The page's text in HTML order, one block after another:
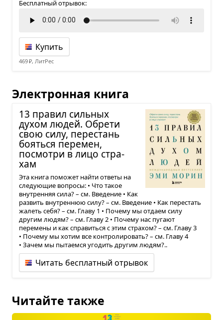
Бесплатный отрывок:
Купить
469 ₽, ЛитРес
Электронная книга
13 пра­вил силь­ных
духом людей. Обрети
свою силу, пере­стань
бояться пере­мен,
посмотри в лицо стра­
хам
Эта книга поможет найти ответы на
следующие вопросы: • Что такое
внутренняя сила? – см. Введение • Как
развить внутреннюю силу? – см. Введение • Как перестать
жалеть себя? – см. Главу 1 • Почему мы отдаем силу
другим людям? – см. Главу 2 • Почему нас пугают
перемены и как справиться с этим страхом? – см. Главу 3
• Почему мы хотим все контролировать? – см. Главу 4
• Зачем мы пытаемся угодить другим людям?..
Читать бесплатный отрывок
Читайте также